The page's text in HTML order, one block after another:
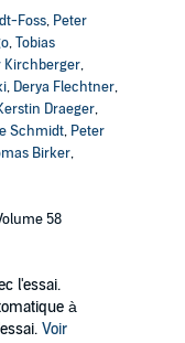
Foss, Peter
,Tobias
Kirchberger,
, Derya Flechtner,
Draeger,
Schmidt, Peter
Birker,
58
l'essai.
à
Voir